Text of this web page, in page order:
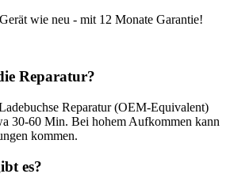
wie neu - mit 12 Monate Garantie!
Reparatur?
Reparatur (OEM-Equivalent)
30-60 Min. Bei hohem Aufkommen kann
kommen.
es?